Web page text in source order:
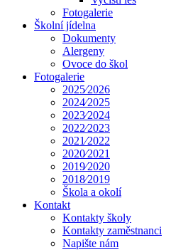
Fotogalerie
Školní jídelna
Dokumenty
Alergeny
Ovoce do škol
Fotogalerie
2025⁄2026
2024⁄2025
2023⁄2024
2022⁄2023
2021⁄2022
2020⁄2021
2019⁄2020
2018⁄2019
Škola a okolí
Kontakt
Kontakty školy
Kontakty zaměstnanci
Napište nám